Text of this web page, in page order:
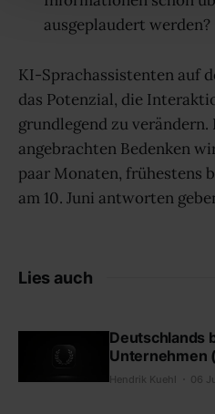
ausgeplaudert werden?
KI-Sprachassistenten auf
das Potenzial, die
grundlegend zu verändern.
angebrachten Bedenken
paar Monaten, frühestens
am 10. Juni antworten
Lies auch
Deutschlands
Unternehmen
Hendrik Kuehl 06